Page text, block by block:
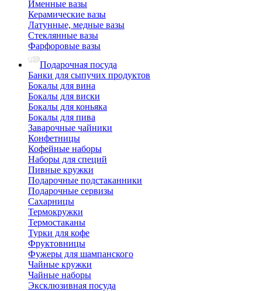
Именные вазы
Керамические вазы
Латунные, медные вазы
Стеклянные вазы
Фарфоровые вазы
Подарочная посуда
Банки для сыпучих продуктов
Бокалы для вина
Бокалы для виски
Бокалы для коньяка
Бокалы для пива
Заварочные чайники
Конфетницы
Кофейные наборы
Наборы для специй
Пивные кружки
Подарочные подстаканники
Подарочные сервизы
Сахарницы
Термокружки
Термостаканы
Турки для кофе
Фруктовницы
Фужеры для шампанского
Чайные кружки
Чайные наборы
Эксклюзивная посуда